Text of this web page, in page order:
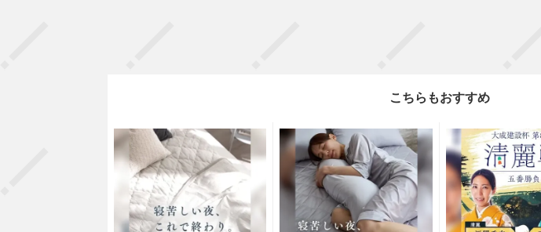
こちらもおすすめ